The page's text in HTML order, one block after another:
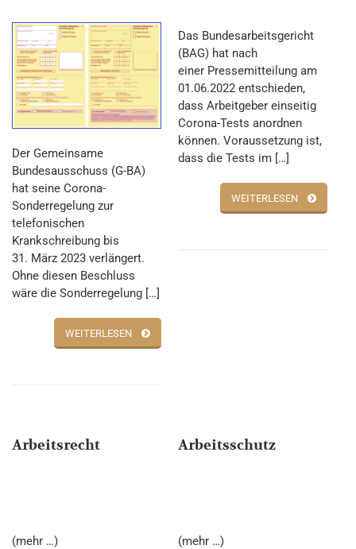
Der Gemeinsame
Bundesausschuss (G-BA)
hat seine Corona-
Sonderregelung zur
telefonischen
Krankschreibung bis
31. März 2023 verlängert.
Ohne diesen Beschluss
wäre die Sonderregelung […]
WEITERLESEN
Das Bundesarbeitsgericht
(BAG) hat nach
einer Pressemitteilung am
01.06.2022 entschieden,
dass Arbeitgeber einseitig
Corona-Tests anordnen
können. Voraussetzung ist,
dass die Tests im […]
WEITERLESEN
Arbeitsrecht
(mehr …)
Arbeitsschutz
(mehr …)